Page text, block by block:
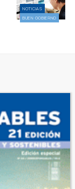
NOTICIAS
BUEN GOBIERNO